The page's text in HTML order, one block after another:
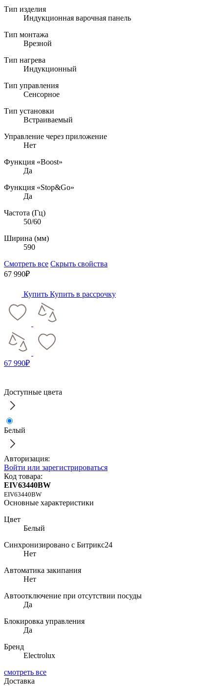
Тип изделия
Индукционная варочная панель
Тип монтажа
Врезной
Тип нагрева
Индукционный
Тип управления
Сенсорное
Тип установки
Встраиваемый
Управление через приложение
Нет
Функция «Boost»
Да
Функция «Stop&Go»
Да
Частота (Гц)
50/60
Ширина (мм)
590
Смотреть все Скрыть свойства
67 990₽
Купить Купить в рассрочку
67 990₽
Доступные цвета
Белый
Авторизация:
Войти или зарегистрироваться
Код товара:
EIV63440BW
EIV63440BW
Основные характеристики
Цвет
Белый
Синхронизировано с Битрикс24
Нет
Автоматика закипания
Нет
Автоотключение при отсутствии посуды
Да
Блокировка управления
Да
Бренд
Electrolux
смотреть все
Доставка